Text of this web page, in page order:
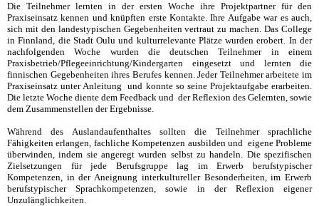
Die Teilnehmer lernten in der ersten Woche ihre Projektpartner für den
Praxiseinsatz kennen und knüpften erste Kontakte. Ihre Aufgabe war es auch,
sich mit den landestypischen Gegebenheiten vertraut zu machen. Das College
in Finnland, die Stadt Oulu und kulturrelevante Plätze wurden erobert. In der
nachfolgenden Woche wurden die deutschen Teilnehmer in einem
Praxisbetrieb/Pflegeeinrichtung/Kindergarten eingesetzt und lernten die
finnischen Gegebenheiten ihres Berufes kennen. Jeder Teilnehmer arbeitete im
Praxiseinsatz unter Anleitung und konnte so seine Projektaufgabe erarbeiten.
Die letzte Woche diente dem Feedback und der Reflexion des Gelernten, sowie
dem Zusammenstellen der Ergebnisse.
Während des Auslandaufenthaltes sollten die Teilnehmer sprachliche
Fähigkeiten erlangen, fachliche Kompetenzen ausbilden und eigene Probleme
überwinden, indem sie angeregt wurden selbst zu handeln. Die spezifischen
Zielsetzungen für jede Berufsgruppe lag im Erwerb berufstypischer
Kompetenzen, in der Aneignung interkultureller Besonderheiten, im Erwerb
berufstypischer Sprachkompetenzen, sowie in der Reflexion eigener
Unzulänglichkeiten.